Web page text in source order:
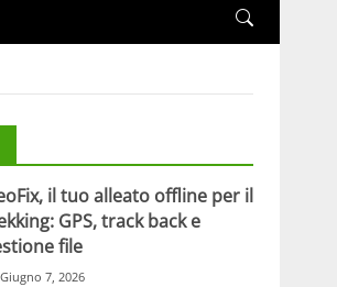
il tuo alleato offline per il
GPS, track back e
file
Giugno 7, 2026